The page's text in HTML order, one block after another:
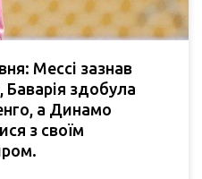
Мессі зазнав
здобула
а Динамо
з своїм